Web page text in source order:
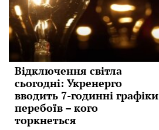
Відключення світла
сьогодні: Укренерго
вводить 7-годинні графіки
перебоїв – кого
торкнеться